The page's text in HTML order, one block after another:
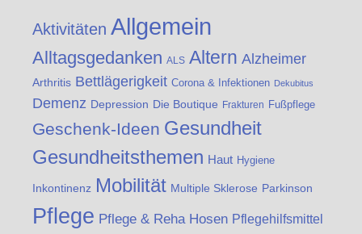
Aktivitäten Allgemein
Alltagsgedanken ALS Altern Alzheimer
Arthritis Bettlägerigkeit Corona & Infektionen Dekubitus
Demenz Depression Die Boutique Frakturen Fußpflege
Geschenk-Ideen Gesundheit
Gesundheitsthemen Haut Hygiene
Inkontinenz Mobilität Multiple Sklerose Parkinson
Pflege Pflege & Reha Hosen Pflegehilfsmittel